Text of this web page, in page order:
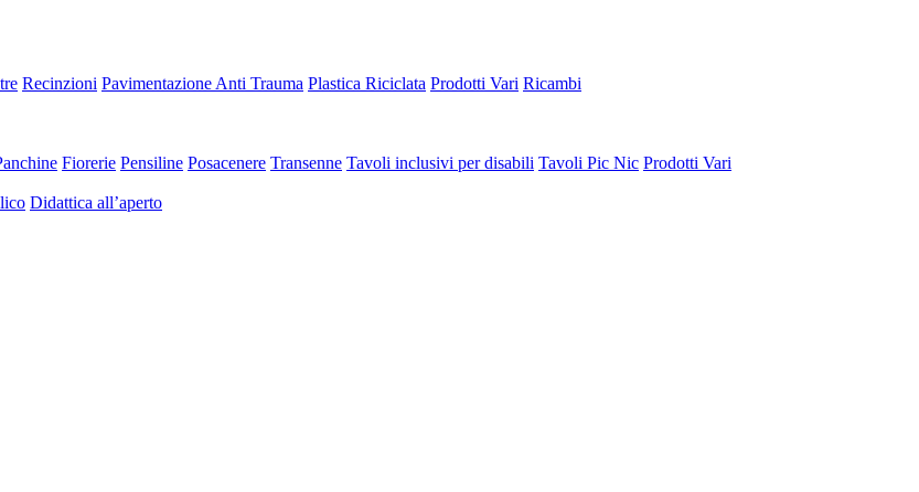
Recinzioni Pavimentazione Anti Trauma Plastica Riciclata Prodotti Vari Ricambi
Fiorerie Pensiline Posacenere Transenne Tavoli inclusivi per disabili Tavoli Pic Nic Prodotti Vari
Didattica all’aperto